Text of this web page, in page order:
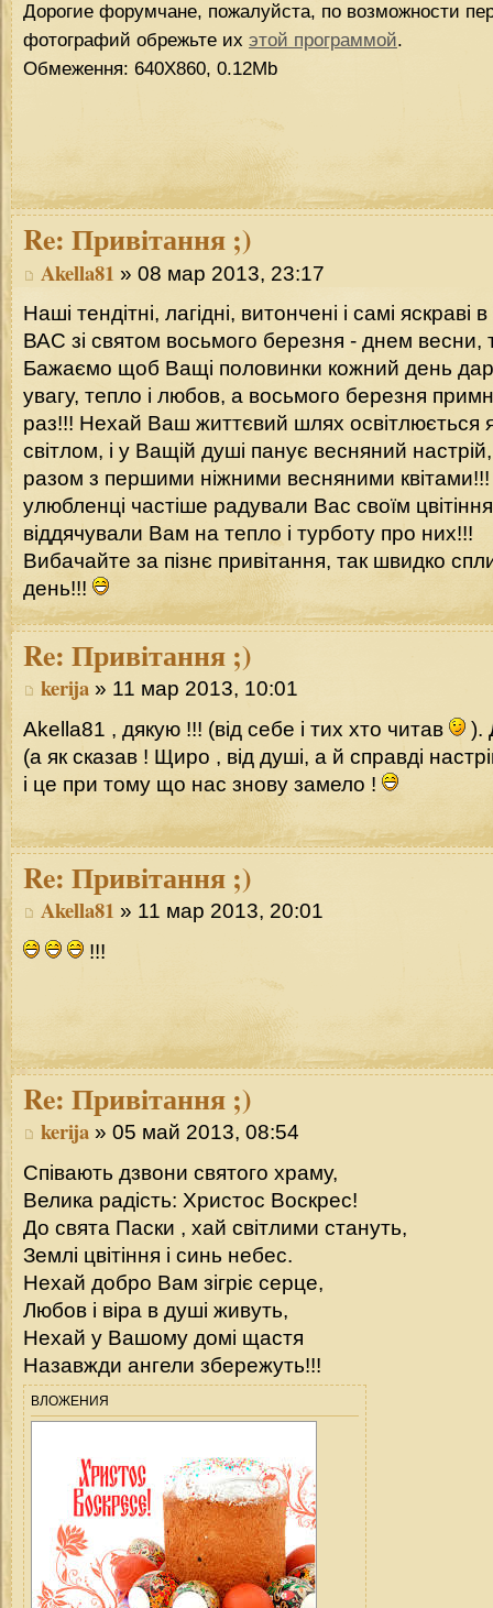
Дорогие форумчане, пожалуйста, по возможности
фотографий обрежьте их этой программой.
Обмеження: 640Х860, 0.12Mb
Re: Привітання ;)
Akella81 » 08 мар 2013, 23:17
Наші тендітні, лагідні, витончені і самі яскраві в
ВАС зі святом восьмого березня - днем весни,
Бажаємо щоб Ващі половинки кожний день
увагу, тепло і любов, а восьмого березня
раз!!! Нехай Ваш життєвий шлях освітлюється
світлом, і у Ващій душі панує весняний
разом з першими ніжними весняними
улюбленці частіше радували Вас своїм
віддячували Вам на тепло і турботу про них!!!
Вибачайте за пізнє привітання, так швидко
день!!!
Re: Привітання ;)
kerija » 11 мар 2013, 10:01
Akella81 , дякую !!! (від себе і тих хто читав
).
(а як сказав ! Щиро , від душі, а й справді
і це при тому що нас знову замело !
Re: Привітання ;)
Akella81 » 11 мар 2013, 20:01
!!!
Re: Привітання ;)
kerija » 05 май 2013, 08:54
Співають дзвони святого храму,
Велика радість: Христос Воскрес!
До свята Паски , хай світлими стануть,
Землі цвітіння і синь небес.
Нехай добро Вам зігріє серце,
Любов і віра в душі живуть,
Нехай у Вашому домі щастя
Назавжди ангели збережуть!!!
ВЛОЖЕНИЯ